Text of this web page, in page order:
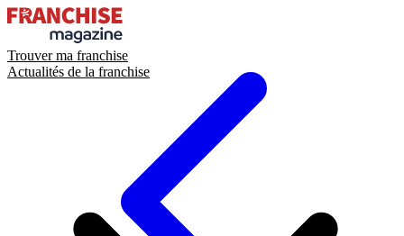
Trouver ma franchise
Actualités de la franchise